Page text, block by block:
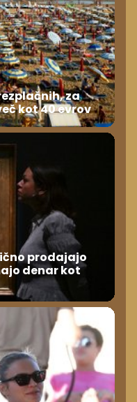
za
kot 40 evrov
prodajajo
denar kot